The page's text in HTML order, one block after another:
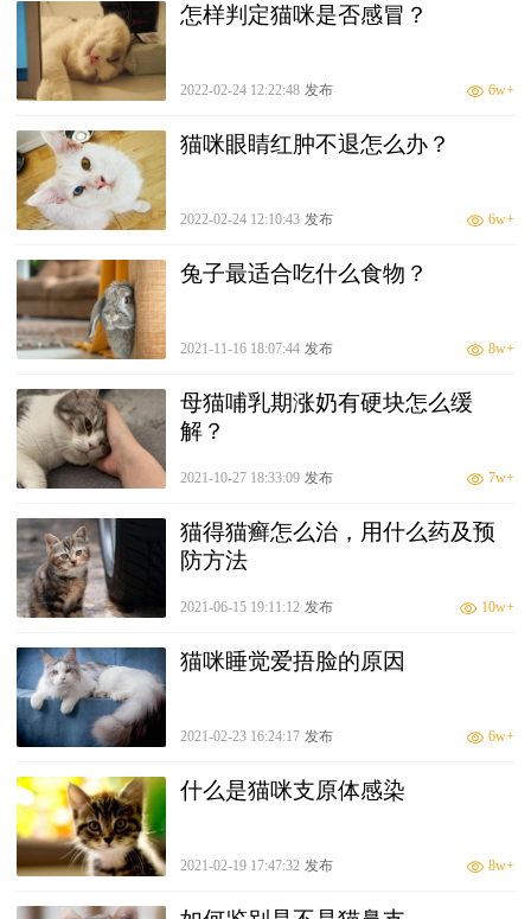
怎样判定猫咪是否感冒？
2022-02-24 12:22:48 发布 6w+
猫咪眼睛红肿不退怎么办？
2022-02-24 12:10:43 发布 6w+
兔子最适合吃什么食物？
2021-11-16 18:07:44 发布 8w+
母猫哺乳期涨奶有硬块怎么缓
解？
2021-10-27 18:33:09 发布 7w+
猫得猫癣怎么治，用什么药及预
防方法
2021-06-15 19:11:12 发布 10w+
猫咪睡觉爱捂脸的原因
2021-02-23 16:24:17 发布 6w+
什么是猫咪支原体感染
2021-02-19 17:47:32 发布 8w+